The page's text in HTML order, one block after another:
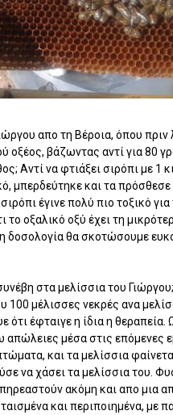
απο τη Βέροια, όπου πριν
οξέος, βάζωντας αντί για 80
Αντί να φτιάξει σιρόπι με 1
μπερδεύτηκε και τα πρόσθεσε
έγινε πολύ πιο τοξικό για
το οξαλικό οξύ έχει τη
δοσολογία θα σκοτώσουμε
στα μελίσσια του
100 μέλισσες νεκρές ανα
ότι έφταιγε η ίδια η θεραπεία.
απώλειες μέσα στις επόμενες
και τα μελίσσια
να χάσει τα μελίσσια του.
ακόμη και απο μια
και περιποιημένα, με